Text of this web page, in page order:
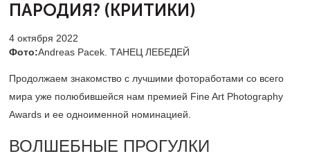
ПАРОДИЯ? (КРИТИКИ)
4 октября 2022
Фото:Andreas Pacek. ТАНЕЦ ЛЕБЕДЕЙ
Продолжаем знакомство с лучшими фотоработами со всего
мира уже полюбившейся нам премией Fine Art Photography
Awards и ее одноименной номинацией.
ВОЛШЕБНЫЕ ПРОГУЛКИ